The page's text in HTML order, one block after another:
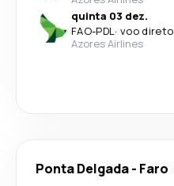
quinta 03 dez.
FAO-PDL· voo direto
Azores Airlines
Ponta Delgada- Faro